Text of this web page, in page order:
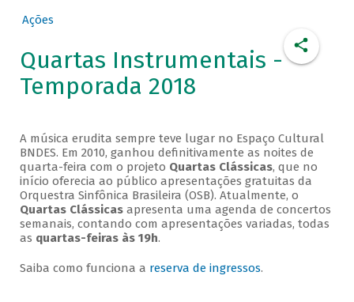
Ações
Quartas Instrumentais -
Temporada 2018
A música erudita sempre teve lugar no Espaço Cultural
BNDES. Em 2010, ganhou definitivamente as noites de
quarta-feira com o projeto Quartas Clássicas, que no
início oferecia ao público apresentações gratuitas da
Orquestra Sinfônica Brasileira (OSB). Atualmente, o
Quartas Clássicasapresenta uma agenda de concertos
semanais, contando com apresentações variadas, todas
as quartas-feiras às 19h.
Saiba como funciona a reserva de ingressos.